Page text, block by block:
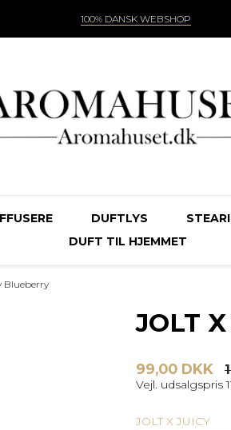
100% DANSK WEBSHOP
DUFTLYS
DUFT TIL HJEMMET
Blueberry
JOLT
99,00 DKK
Vejl. udsalgspris
JOLT X JUICY